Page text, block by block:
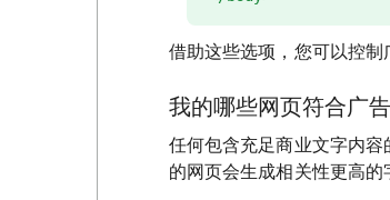
借助这些选项，您可以控制
我的哪些网页符合广
任何包含充足商业文字内
的网页会生成相关性更高的